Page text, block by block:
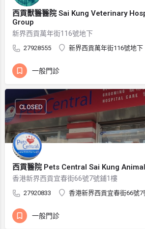
西貢獸醫醫院 Sai Kung Veterinary
Group
新界西貢萬年街116號地下
27928555 新界西貢萬年街116號地下
一般門診
西貢醫院 Pets Central Sai Kung
香港新界西貢宜春街66號7號鋪1樓
27920833 香港新界西貢宜春街66號7
CLOSED
一般門診